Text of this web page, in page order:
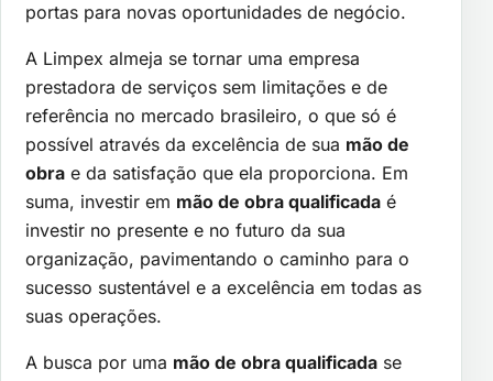
portas para novas oportunidades de negócio.
A Limpex almeja se tornar uma empresa
prestadora de serviços sem limitações e de
referência no mercado brasileiro, o que só é
possível através da excelência de sua mão de
obra e da satisfação que ela proporciona. Em
suma, investir em mão de obra qualificada é
investir no presente e no futuro da sua
organização, pavimentando o caminho para o
sucesso sustentável e a excelência em todas as
suas operações.
A busca por uma mão de obra qualificada se